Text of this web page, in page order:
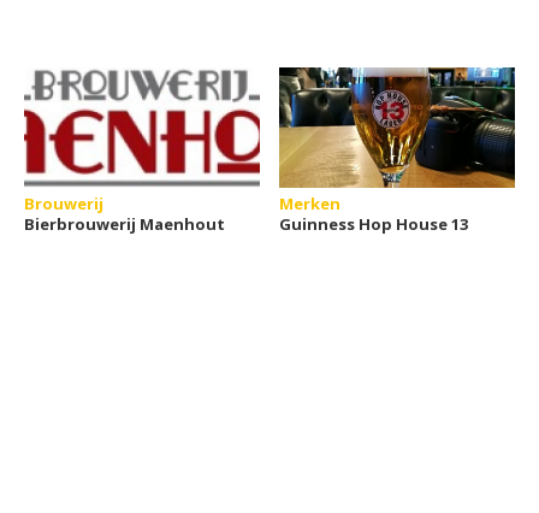
Brouwerij
Bierbrouwerij Maenhout
Merken
Guinness Hop House 13